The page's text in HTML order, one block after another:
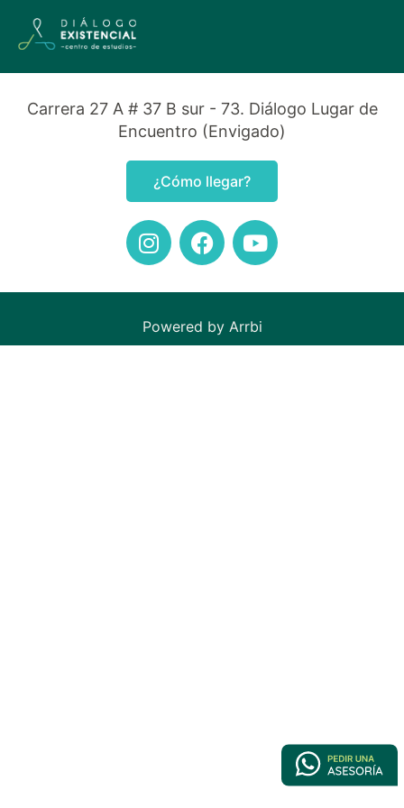
Carrera 27 A # 37 B sur - 73. Diálogo Lugar de
Encuentro (Envigado)
¿Cómo llegar?
Powered by Arrbi